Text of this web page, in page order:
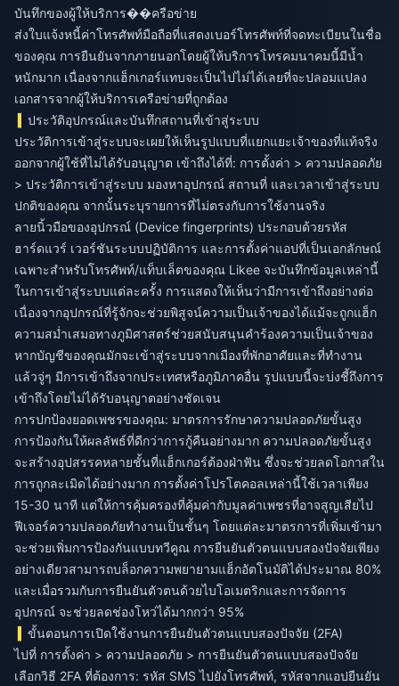
บันทึกของผู้ให้บริการ��ครือข่าย
ส่งใบแจ้งหนี้ค่าโทรศัพท์มือถือที่แสดงเบอร์โทรศัพท์ที่จดทะเบียนในชื่อ
ของคุณ การยืนยันจากภายนอกโดยผู้ให้บริการโทรคมนาคมนี้มีน้ำ
หนักมาก เนื่องจากแฮ็กเกอร์แทบจะเป็นไปไม่ได้เลยที่จะปลอมแปลง
เอกสารจากผู้ให้บริการเครือข่ายที่ถูกต้อง
ประวัติอุปกรณ์และบันทึกสถานที่เข้าสู่ระบบ
ประวัติการเข้าสู่ระบบจะเผยให้เห็นรูปแบบที่แยกแยะเจ้าของที่แท้จริง
ออกจากผู้ใช้ที่ไม่ได้รับอนุญาต เข้าถึงได้ที่: การตั้งค่า > ความปลอดภัย
> ประวัติการเข้าสู่ระบบ มองหาอุปกรณ์ สถานที่ และเวลาเข้าสู่ระบบ
ปกติของคุณ จากนั้นระบุรายการที่ไม่ตรงกับการใช้งานจริง
ลายนิ้วมือของอุปกรณ์ (Device fingerprints) ประกอบด้วยรหัส
ฮาร์ดแวร์ เวอร์ชันระบบปฏิบัติการ และการตั้งค่าแอปที่เป็นเอกลักษณ์
เฉพาะสำหรับโทรศัพท์/แท็บเล็ตของคุณ Likee จะบันทึกข้อมูลเหล่านี้
ในการเข้าสู่ระบบแต่ละครั้ง การแสดงให้เห็นว่ามีการเข้าถึงอย่างต่อ
เนื่องจากอุปกรณ์ที่รู้จักจะช่วยพิสูจน์ความเป็นเจ้าของได้แม้จะถูกแฮ็ก
ความสม่ำเสมอทางภูมิศาสตร์ช่วยสนับสนุนคำร้องความเป็นเจ้าของ
หากบัญชีของคุณมักจะเข้าสู่ระบบจากเมืองที่พักอาศัยและที่ทำงาน
แล้วจู่ๆ มีการเข้าถึงจากประเทศหรือภูมิภาคอื่น รูปแบบนี้จะบ่งชี้ถึงการ
เข้าถึงโดยไม่ได้รับอนุญาตอย่างชัดเจน
การปกป้องยอดเพชรของคุณ: มาตรการรักษาความปลอดภัยขั้นสูง
การป้องกันให้ผลลัพธ์ที่ดีกว่าการกู้คืนอย่างมาก ความปลอดภัยขั้นสูง
จะสร้างอุปสรรคหลายชั้นที่แฮ็กเกอร์ต้องฝ่าฟัน ซึ่งจะช่วยลดโอกาสใน
การถูกละเมิดได้อย่างมาก การตั้งค่าโปรโตคอลเหล่านี้ใช้เวลาเพียง
15-30 นาที แต่ให้การคุ้มครองที่คุ้มค่ากับมูลค่าเพชรที่อาจสูญเสียไป
ฟีเจอร์ความปลอดภัยทำงานเป็นชั้นๆ โดยแต่ละมาตรการที่เพิ่มเข้ามา
จะช่วยเพิ่มการป้องกันแบบทวีคูณ การยืนยันตัวตนแบบสองปัจจัยเพียง
อย่างเดียวสามารถบล็อกความพยายามแฮ็กอัตโนมัติได้ประมาณ 80%
และเมื่อรวมกับการยืนยันตัวตนด้วยไบโอเมตริกและการจัดการ
อุปกรณ์ จะช่วยลดช่องโหว่ได้มากกว่า 95%
ขั้นตอนการเปิดใช้งานการยืนยันตัวตนแบบสองปัจจัย (2FA)
ไปที่ การตั้งค่า > ความปลอดภัย > การยืนยันตัวตนแบบสองปัจจัย
เลือกวิธี 2FA ที่ต้องการ: รหัส SMS ไปยังโทรศัพท์, รหัสจากแอปยืนยัน